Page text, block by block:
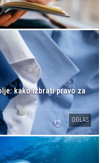
kako izbrati pravo za
OGLAS